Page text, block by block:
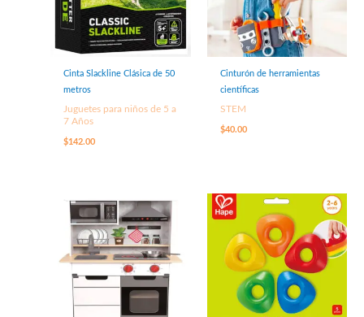
Cinta Slackline Clásica de 50
metros
Juguetes para niños de 5 a
7 Años
$142.00
Cinturón de herramientas
científicas
STEM
$40.00